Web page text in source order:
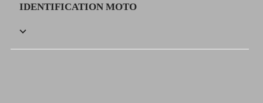
IDENTIFICATION MOTO
